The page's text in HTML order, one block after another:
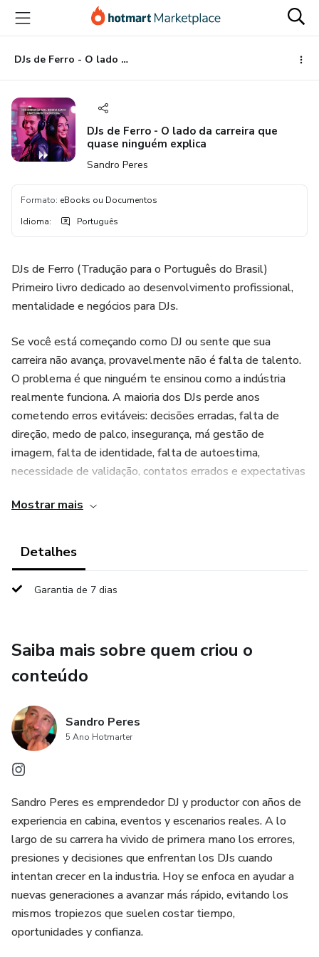
para
conteúdo
principal
para
pagamento
para
rodapé
DJs de Ferro - O lado da carreira que quase ninguém explica
DJs de Ferro - O lado da carreira que
quase ninguém explica
Sandro Peres
Formato: eBooks ou Documentos
Idioma: Português
DJs de Ferro (Tradução para o Português do Brasil)
Primeiro livro dedicado ao desenvolvimento profissional,
mentalidade e negócios para DJs.
Se você está começando como DJ ou sente que sua
carreira não avança, provavelmente não é falta de talento.
O problema é que ninguém te ensinou como a indústria
realmente funciona. A maioria dos DJs perde anos
cometendo erros evitáveis: decisões erradas, falta de
direção, medo de palco, insegurança, má gestão de
imagem, falta de identidade, falta de autoestima,
necessidade de validação, contatos errados e expectativas
DJ profissional.
Peres, este livro reúne experiências, erros vividos e
do desenvolvimento profissional e artístico.
Como desenvolver segurança e presença no palco.
Como lidar com pressão, clientes difíceis e situações reais
em eventos.
Como construir uma marca pessoal como DJ.
Como crescer nas redes sociais usando sua música e sua
arte.
Como fazer networking e criar contatos importantes.
Como cobrar corretamente pelo seu trabalho e elaborar
Mostrar mais
Detalhes
Garantia de 7 dias
Saiba mais sobre quem criou o
conteúdo
Sandro Peres
5 Ano Hotmarter
Sandro Peres es emprendedor DJ y productor con años de
experiencia en cabina, eventos y escenarios reales. A lo
largo de su carrera ha vivido de primera mano los errores,
presiones y decisiones que enfrentan los DJs cuando
intentan crecer en la industria. Hoy se enfoca en ayudar a
nuevas generaciones a avanzar más rápido, evitando los
mismos tropiezos que suelen costar tiempo,
oportunidades y confianza.